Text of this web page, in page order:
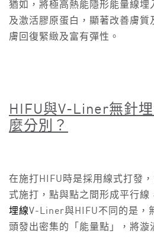
猶如，將極高熱能隱形能量線埋
及激活膠原蛋白，顯著改善膚質
膚回復緊緻及富有彈性。
HIFU與V-Liner無針
麼分別？
在施打HIFU時是採用線式打發
式施打，點與點之間形成平行線
埋線V-Liner與HIFU不同的是，
頭發出密集的「能量點」，將漩